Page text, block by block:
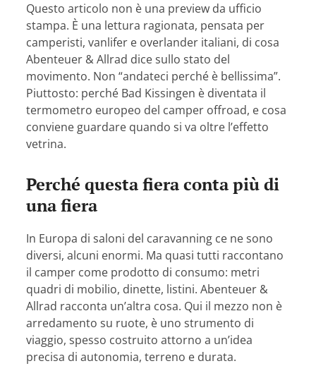
Questo articolo non è una preview da ufficio
stampa. È una lettura ragionata, pensata per
camperisti, vanlifer e overlander italiani, di cosa
Abenteuer & Allrad dice sullo stato del
movimento. Non “andateci perché è bellissima”.
Piuttosto: perché Bad Kissingen è diventata il
termometro europeo del camper offroad, e cosa
conviene guardare quando si va oltre l’effetto
vetrina.
Perché questa fiera conta più di
una fiera
In Europa di saloni del caravanning ce ne sono
diversi, alcuni enormi. Ma quasi tutti raccontano
il camper come prodotto di consumo: metri
quadri di mobilio, dinette, listini. Abenteuer &
Allrad racconta un’altra cosa. Qui il mezzo non è
arredamento su ruote, è uno strumento di
viaggio, spesso costruito attorno a un’idea
precisa di autonomia, terreno e durata.